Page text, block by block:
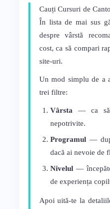
Cauți Cursuri de
În lista de mai sus
despre vârstă
cost, ca să compari
site-uri.
Un mod simplu de a
trei filtre:
Vârsta — ca să
nepotrivite.
Programul—
dacă ai nevoie de
Nivelul—
de experiența
Apoi uită-te la